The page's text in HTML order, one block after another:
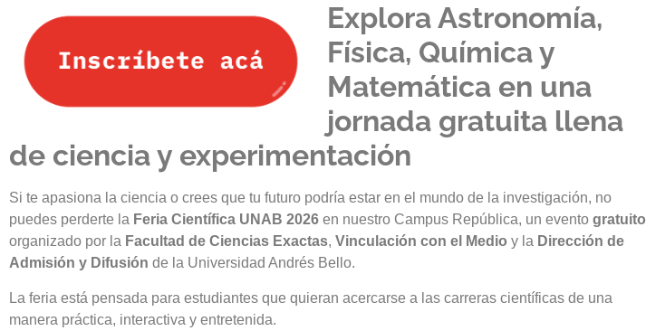
Explora Astronomía,
Física, Química y
Matemática en una
jornada gratuita llena
de ciencia y experimentación
Si te apasiona la ciencia o crees que tu futuro podría estar en el mundo de la investigación, no
puedes perderte la Feria Científica UNAB 2026 en nuestro Campus República, un evento gratuito
organizado por la Facultad de Ciencias Exactas, Vinculación con el Medio y la Dirección de
Admisión y Difusión de la Universidad Andrés Bello.
La feria está pensada para estudiantes que quieran acercarse a las carreras científicas de una
manera práctica, interactiva y entretenida.